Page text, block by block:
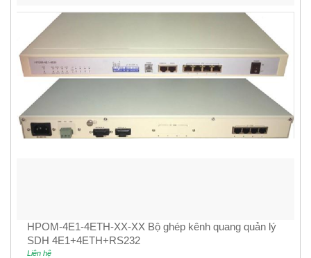
HPOM-4E1-4ETH-XX-XX Bộ ghép kênh quang quản lý
SDH 4E1+4ETH+RS232
Liên hệ